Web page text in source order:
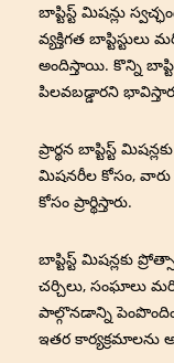
బాప్టిస్ట్ మిషన్లు
వ్యక్తిగత
అందిస్తాయి. కొన్ని
పిలవబడ్డారని
ప్రార్థన బాప్టిస్ట్
మిషనరీల కోసం, వారు
కోసం ప్రార్థిస్తారు.
బాప్టిస్ట్ మిషన్లకు
చర్చిలు, సంఘాలు
పాల్గొనడాన్ని
ఇతర కార్యక్రమాలను